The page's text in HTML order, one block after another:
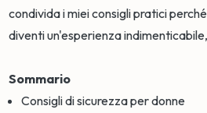
condivida i miei consigli pratici
diventi un'esperienza
Sommario
Consigli di sicurezza per donne